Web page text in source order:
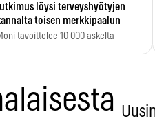
löysi terveyshyötyjen
toisen merkkipaalun
tavoittelee 10 000 askelta